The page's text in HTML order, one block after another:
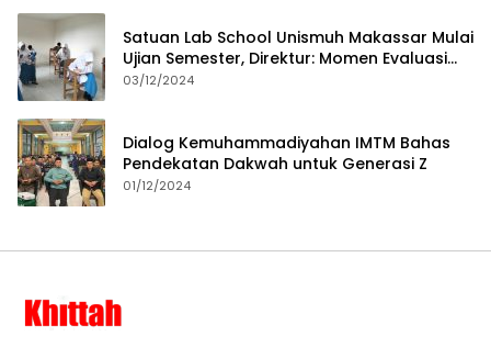
Satuan Lab School Unismuh Makassar Mulai
Ujian Semester, Direktur: Momen Evaluasi
Proses Pembelajaran
03/12/2024
Dialog Kemuhammadiyahan IMTM Bahas
Pendekatan Dakwah untuk Generasi Z
01/12/2024